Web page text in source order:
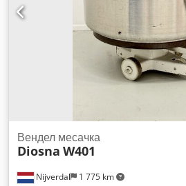
Nijverdal 1 775 km
Вендел месачка
Diosna W401